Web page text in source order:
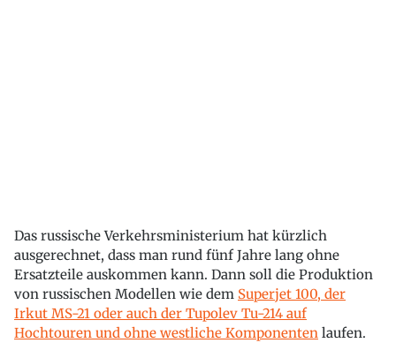
Das russische Verkehrsministerium hat kürzlich
ausgerechnet, dass man rund fünf Jahre lang ohne
Ersatzteile auskommen kann. Dann soll die Produktion
von russischen Modellen wie dem Superjet 100, der
Irkut MS-21 oder auch der Tupolev Tu-214 auf
Hochtouren und ohne westliche Komponenten laufen.